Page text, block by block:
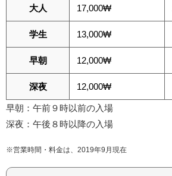
大人 17,000₩
学生 13,000₩
早朝 12,000₩
深夜 12,000₩
早朝：午前９時以前の入場
深夜：午後８時以降の入場
※営業時間・料金は、2019年9月現在